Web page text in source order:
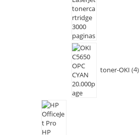
toner-OKI 4